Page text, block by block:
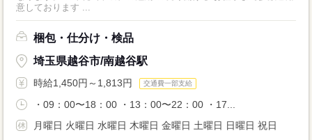
意しております ...
梱包・仕分け・検品
埼玉県越谷市/南越谷駅
時給1,450円～1,813円 交通費一部支給
・09：00〜18：00 ・13：00〜22：00 ・17...
月曜日 火曜日 水曜日 木曜日 金曜日 土曜日 日曜日 祝日